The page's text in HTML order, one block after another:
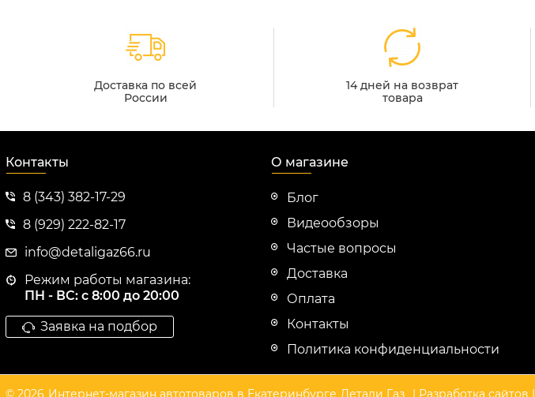
Доставка по всей
России
14 дней на возврат
товара
Контакты
8 (343) 382-17-29
8 (929) 222-82-17
info@detaligaz66.ru
Режим работы магазина:
ПН - ВС: с 8:00 до 20:00
Заявка на подбор
О магазине
Блог
Видеообзоры
Частые вопросы
Доставка
Оплата
Контакты
Политика конфиденциальности
© 2026 Интернет-магазин автотоваров в Екатеринбурге Детали Газ | Разработка сайтов |